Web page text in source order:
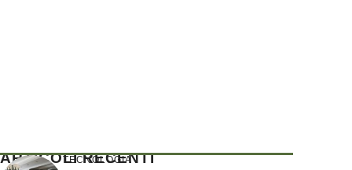
ARTICOLI RECENTI
TECNOLOGIA